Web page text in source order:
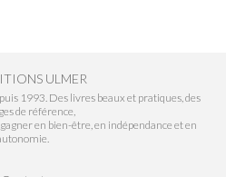
ULMER
1993. Des livres beaux et pratiques, des
de référence,
en bien-être, en indépendance et en